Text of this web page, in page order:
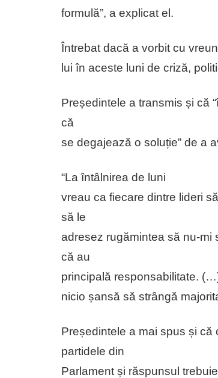
formulă”, a explicat el.
Întrebat dacă a vorbit cu
lui în aceste luni de criză,
Președintele a transmis și că
că
se degajează o soluție” de a
“La întâlnirea de luni
vreau ca fiecare dintre lideri
să le
adresez rugămintea să nu-mi
că au
principală responsabilitate.
nicio șansă să strângă
Președintele a mai spus și că
partidele din
Parlament și răspunsul